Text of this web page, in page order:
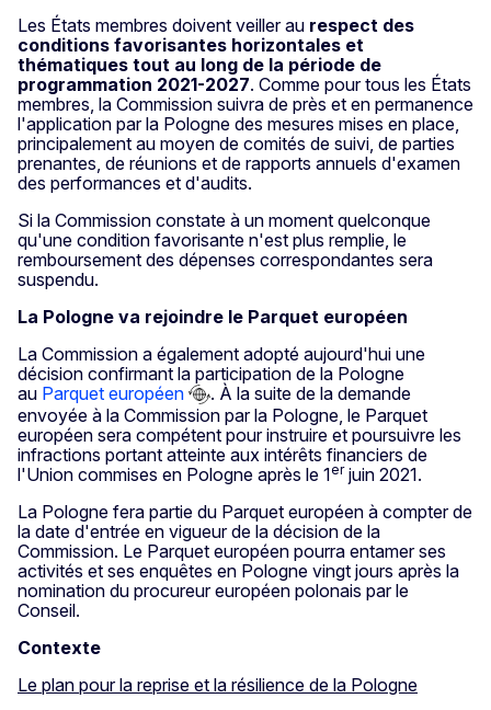
Les États membres doivent veiller au respect des
conditions favorisantes horizontales et
thématiques tout au long de la période de
programmation 2021-2027. Comme pour tous les États
membres, la Commission suivra de près et en permanence
l'application par la Pologne des mesures mises en place,
principalement au moyen de comités de suivi, de parties
prenantes, de réunions et de rapports annuels d'examen
des performances et d'audits.
Si la Commission constate à un moment quelconque
qu'une condition favorisante n'est plus remplie, le
remboursement des dépenses correspondantes sera
suspendu.
La Pologne va rejoindre le Parquet européen
La Commission a également adopté aujourd'hui une
décision confirmant la participation de la Pologne
au Parquet européen
. À la suite de la demande
envoyée à la Commission par la Pologne, le Parquet
européen sera compétent pour instruire et poursuivre les
infractions portant atteinte aux intérêts financiers de
l'Union commises en Pologne après le 1erjuin 2021.
La Pologne fera partie du Parquet européen à compter de
la date d'entrée en vigueur de la décision de la
Commission. Le Parquet européen pourra entamer ses
activités et ses enquêtes en Pologne vingt jours après la
nomination du procureur européen polonais par le
Conseil.
Contexte
Le plan pour la reprise et la résilience de la Pologne